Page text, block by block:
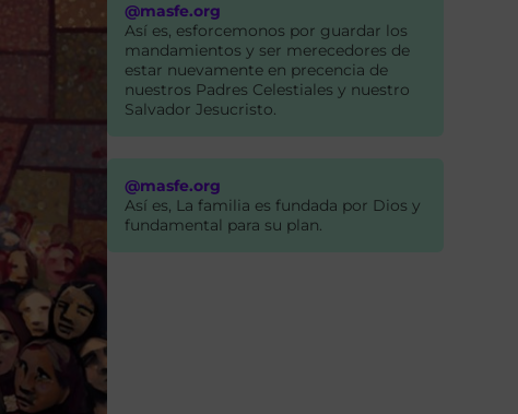
@masfe.org
Así es, esforcemonos por guardar los
mandamientos y ser merecedores de
estar nuevamente en precencia de
nuestros Padres Celestiales y nuestro
Salvador Jesucristo.
@masfe.org
Así es, La familia es fundada por Dios y
fundamental para su plan.